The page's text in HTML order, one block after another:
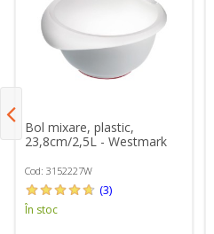
Bol mixare, plastic,
23,8cm/2,5L - Westmark
Cod: 3152227W
(3)
În stoc